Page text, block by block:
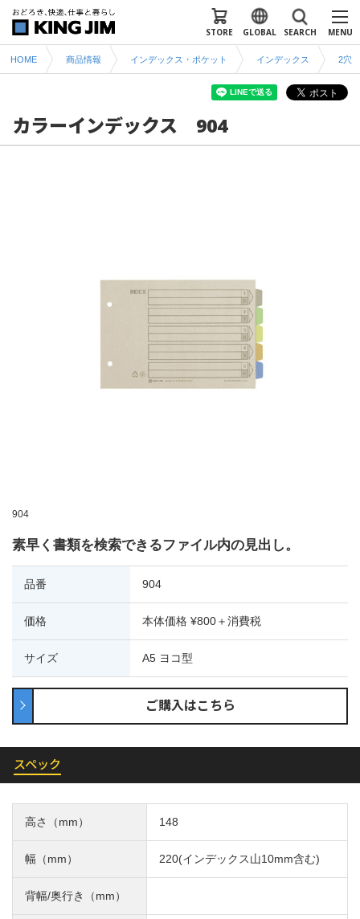
MENU
SEARCH
GLOBAL
STORE
HOME 商品情報 インデックス・ポケット インデックス 2穴
カラーインデックス 904
904
素早く書類を検索できるファイル内の見出し。
品番 904
価格 本体価格 ¥800＋消費税
サイズ A5 ヨコ型
ご購入はこちら
スペック
高さ（mm） 148
幅（mm） 220(インデックス山10mm含む)
背幅/奥行き（mm）